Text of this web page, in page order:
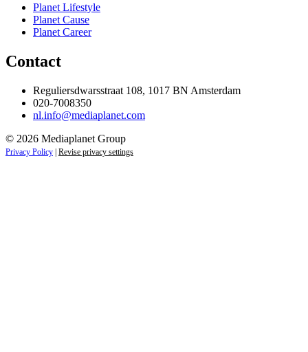
Planet Lifestyle
Planet Cause
Planet Career
Contact
Reguliersdwarsstraat 108, 1017 BN Amsterdam
020-7008350
nl.info@mediaplanet.com
© 2026 Mediaplanet Group
Privacy Policy | Revise privacy settings